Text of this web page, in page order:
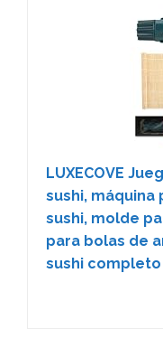
LUXECOVE
sushi, máquina
sushi, molde
para bolas de
sushi completo